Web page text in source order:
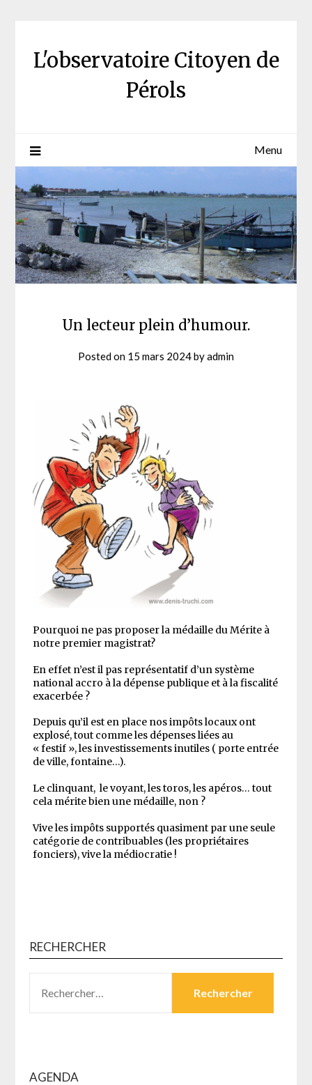
L'observatoire Citoyen de
Pérols
Menu
Un lecteur plein d’humour.
Posted on 15 mars 2024byadmin
Pourquoi ne pas proposer la médaille du Mérite à
notre premier magistrat?
En effet n’est il pas représentatif d’un système
national accro à la dépense publique et à la fiscalité
exacerbée ?
Depuis qu’il est en place nos impôts locaux ont
explosé, tout comme les dépenses liées au
« festif », les investissements inutiles ( porte entrée
de ville, fontaine…).
Le clinquant, le voyant, les toros, les apéros… tout
cela mérite bien une médaille, non ?
Vive les impôts supportés quasiment par une seule
catégorie de contribuables (les propriétaires
fonciers), vive la médiocratie !
RECHERCHER
AGENDA